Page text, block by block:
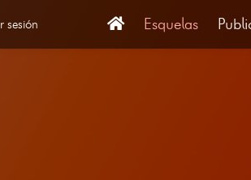
sesión Esquelas